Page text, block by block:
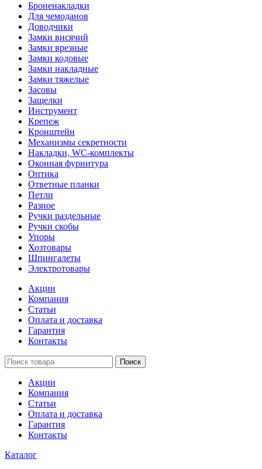
Броненакладки
Для чемоданов
Доводчики
Замки висячий
Замки врезные
Замки кодовые
Замки накладные
Замки тяжелые
Засовы
Защелки
Инструмент
Крепеж
Кронштейн
Механизмы секретности
Накладки, WC-комплекты
Оконная фурнитура
Оптика
Ответные планки
Петли
Разное
Ручки раздельные
Ручки скобы
Упоры
Хозтовары
Шпингалеты
Электротовары
Акции
Компания
Статьи
Оплата и доставка
Гарантия
Контакты
Поиск
Акции
Компания
Статьи
Оплата и доставка
Гарантия
Контакты
Каталог